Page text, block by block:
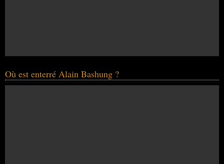
Où est enterré Alain Bashung ?